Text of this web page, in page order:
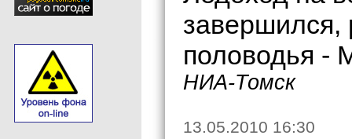
завершился,
половодья -
НИА-Томск
13.05.2010 16:30